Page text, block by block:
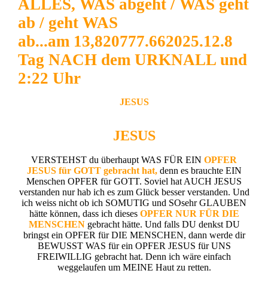
ALLES, WAS abgeht / WAS geht
ab / geht WAS
ab...am 13,820777.662025.12.8
Tag NACH dem URKNALL und
2:22 Uhr
JESUS
JESUS
VERSTEHST du überhaupt WAS FÜR EIN OPFER
JESUS für GOTT gebracht hat,denn es brauchte EIN
Menschen OPFER für GOTT. Soviel hat AUCH JESUS
verstanden nur hab ich es zum Glück besser verstanden. Und
ich weiss nicht ob ich SOMUTIG und SOsehr GLAUBEN
hätte können, dass ich dieses OPFER NUR FÜR DIE
MENSCHEN gebracht hätte. Und falls DU denkst DU
bringst ein OPFER für DIE MENSCHEN, dann werde dir
BEWUSST WAS für ein OPFER JESUS für UNS
FREIWILLIG gebracht hat. Denn ich wäre einfach
weggelaufen um MEINE Haut zu retten.